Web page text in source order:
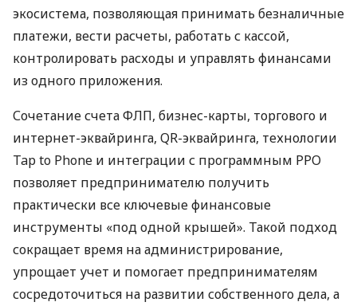
экосистема, позволяющая принимать безналичные
платежи, вести расчеты, работать с кассой,
контролировать расходы и управлять финансами
из одного приложения.
Сочетание счета ФЛП, бизнес-карты, торгового и
интернет-эквайринга, QR-эквайринга, технологии
Tap to Phone и интеграции с программным РРО
позволяет предпринимателю получить
практически все ключевые финансовые
инструменты «под одной крышей». Такой подход
сокращает время на администрирование,
упрощает учет и помогает предпринимателям
сосредоточиться на развитии собственного дела, а